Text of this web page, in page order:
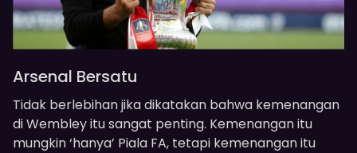
Arsenal Bersatu
Tidak berlebihan jika dikatakan bahwa kemenangan
di Wembley itu sangat penting. Kemenangan itu
mungkin ‘hanya’ Piala FA, tetapi kemenangan itu